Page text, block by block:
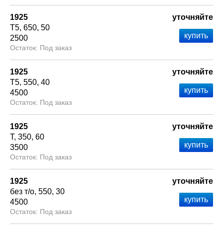
1925
Т5 650 50
2500
Под заказ
уточняйте
1925
Т5 550 40
4500
Под заказ
уточняйте
1925
Т 350 60
3500
Под заказ
уточняйте
1925
без т/о 550 30
4500
Под заказ
уточняйте